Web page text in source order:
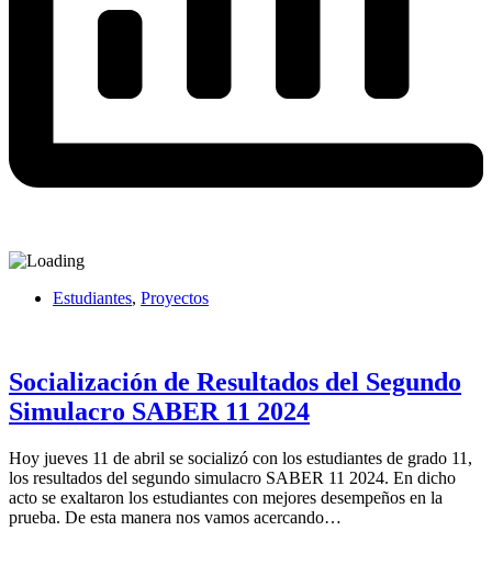
Estudiantes, Proyectos
Socialización de Resultados del Segundo
Simulacro SABER 11 2024
Hoy jueves 11 de abril se socializó con los estudiantes de grado 11,
los resultados del segundo simulacro SABER 11 2024. En dicho
acto se exaltaron los estudiantes con mejores desempeños en la
prueba. De esta manera nos vamos acercando…